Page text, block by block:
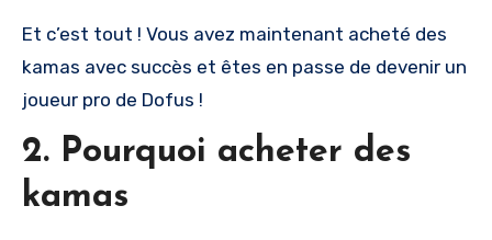
Et c’est tout ! Vous avez maintenant acheté des
kamas avec succès et êtes en passe de devenir un
joueur pro de Dofus !
2. Pourquoi acheter des
kamas